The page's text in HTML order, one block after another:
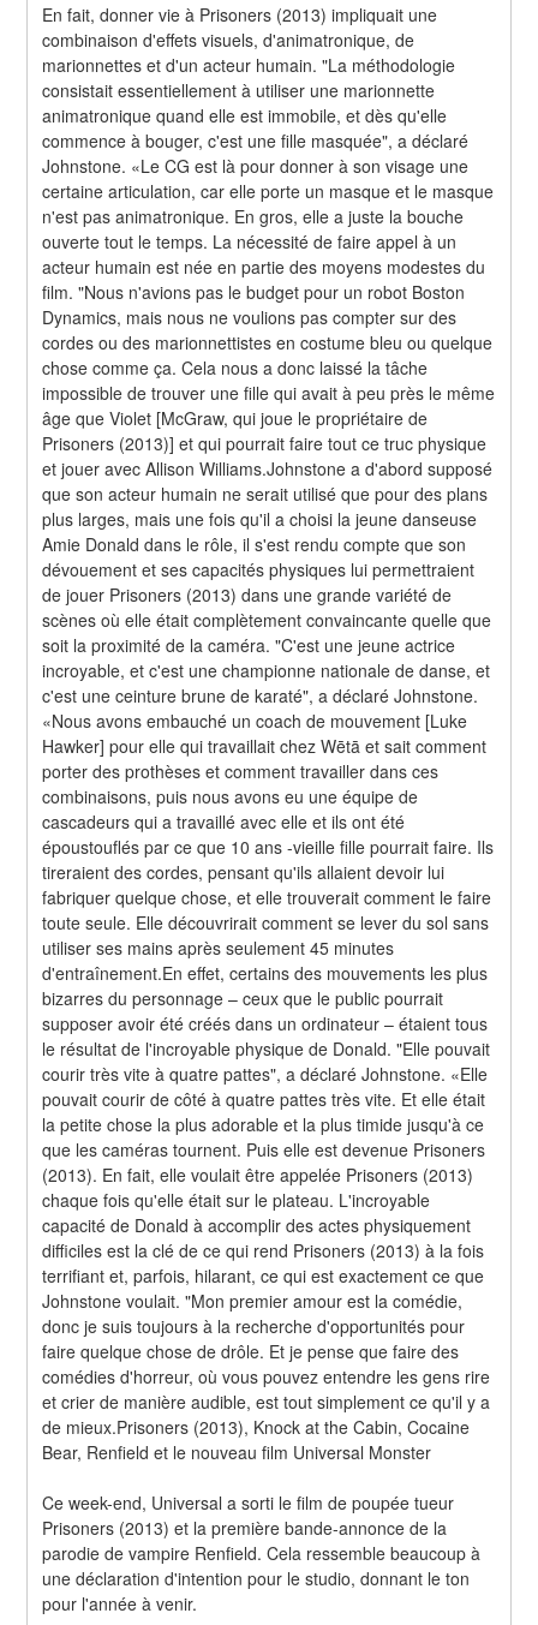
En fait, donner vie à Prisoners (2013) impliquait une
combinaison d'effets visuels, d'animatronique, de
marionnettes et d'un acteur humain. "La méthodologie
consistait essentiellement à utiliser une marionnette
animatronique quand elle est immobile, et dès qu'elle
commence à bouger, c'est une fille masquée", a déclaré
Johnstone. «Le CG est là pour donner à son visage une
certaine articulation, car elle porte un masque et le masque
n'est pas animatronique. En gros, elle a juste la bouche
ouverte tout le temps. La nécessité de faire appel à un
acteur humain est née en partie des moyens modestes du
film. "Nous n'avions pas le budget pour un robot Boston
Dynamics, mais nous ne voulions pas compter sur des
cordes ou des marionnettistes en costume bleu ou quelque
chose comme ça. Cela nous a donc laissé la tâche
impossible de trouver une fille qui avait à peu près le même
âge que Violet [McGraw, qui joue le propriétaire de
Prisoners (2013)] et qui pourrait faire tout ce truc physique
et jouer avec Allison Williams.Johnstone a d'abord supposé
que son acteur humain ne serait utilisé que pour des plans
plus larges, mais une fois qu'il a choisi la jeune danseuse
Amie Donald dans le rôle, il s'est rendu compte que son
dévouement et ses capacités physiques lui permettraient
de jouer Prisoners (2013) dans une grande variété de
scènes où elle était complètement convaincante quelle que
soit la proximité de la caméra. "C'est une jeune actrice
incroyable, et c'est une championne nationale de danse, et
c'est une ceinture brune de karaté", a déclaré Johnstone.
«Nous avons embauché un coach de mouvement [Luke
Hawker] pour elle qui travaillait chez Wētā et sait comment
porter des prothèses et comment travailler dans ces
combinaisons, puis nous avons eu une équipe de
cascadeurs qui a travaillé avec elle et ils ont été
époustouflés par ce que 10 ans -vieille fille pourrait faire. Ils
tireraient des cordes, pensant qu'ils allaient devoir lui
fabriquer quelque chose, et elle trouverait comment le faire
toute seule. Elle découvrirait comment se lever du sol sans
utiliser ses mains après seulement 45 minutes
d'entraînement.En effet, certains des mouvements les plus
bizarres du personnage – ceux que le public pourrait
supposer avoir été créés dans un ordinateur – étaient tous
le résultat de l'incroyable physique de Donald. "Elle pouvait
courir très vite à quatre pattes", a déclaré Johnstone. «Elle
pouvait courir de côté à quatre pattes très vite. Et elle était
la petite chose la plus adorable et la plus timide jusqu'à ce
que les caméras tournent. Puis elle est devenue Prisoners
(2013). En fait, elle voulait être appelée Prisoners (2013)
chaque fois qu'elle était sur le plateau. L'incroyable
capacité de Donald à accomplir des actes physiquement
difficiles est la clé de ce qui rend Prisoners (2013) à la fois
terrifiant et, parfois, hilarant, ce qui est exactement ce que
Johnstone voulait. "Mon premier amour est la comédie,
donc je suis toujours à la recherche d'opportunités pour
faire quelque chose de drôle. Et je pense que faire des
comédies d'horreur, où vous pouvez entendre les gens rire
et crier de manière audible, est tout simplement ce qu'il y a
de mieux.Prisoners (2013), Knock at the Cabin, Cocaine
Bear, Renfield et le nouveau film Universal Monster
Ce week-end, Universal a sorti le film de poupée tueur
Prisoners (2013) et la première bande-annonce de la
parodie de vampire Renfield. Cela ressemble beaucoup à
une déclaration d'intention pour le studio, donnant le ton
pour l'année à venir.